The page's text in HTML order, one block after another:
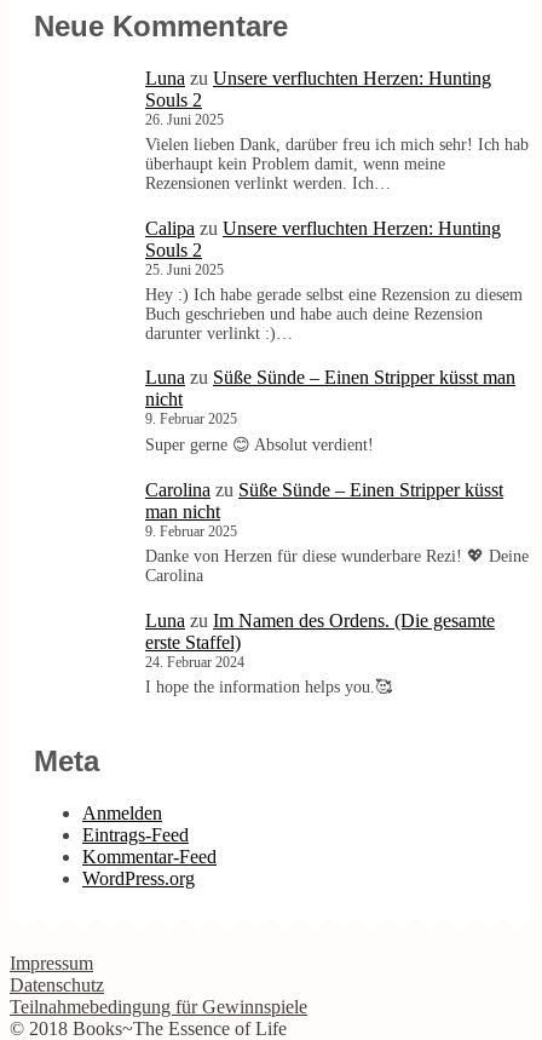
Neue Kommentare
Luna zu Unsere verfluchten Herzen: Hunting
Souls 2
26. Juni 2025
Vielen lieben Dank, darüber freu ich mich sehr! Ich hab
überhaupt kein Problem damit, wenn meine
Rezensionen verlinkt werden. Ich…
Calipa zu Unsere verfluchten Herzen: Hunting
Souls 2
25. Juni 2025
Hey :) Ich habe gerade selbst eine Rezension zu diesem
Buch geschrieben und habe auch deine Rezension
darunter verlinkt :)…
Luna zu Süße Sünde – Einen Stripper küsst man
nicht
9. Februar 2025
Super gerne 😊 Absolut verdient!
Carolina zu Süße Sünde – Einen Stripper küsst
man nicht
9. Februar 2025
Danke von Herzen für diese wunderbare Rezi! 💖 Deine
Carolina
Luna zu Im Namen des Ordens. (Die gesamte
erste Staffel)
24. Februar 2024
I hope the information helps you.🥰
Meta
Anmelden
Eintrags-Feed
Kommentar-Feed
WordPress.org
Impressum
Datenschutz
Teilnahmebedingung für Gewinnspiele
© 2018 Books~The Essence of Life